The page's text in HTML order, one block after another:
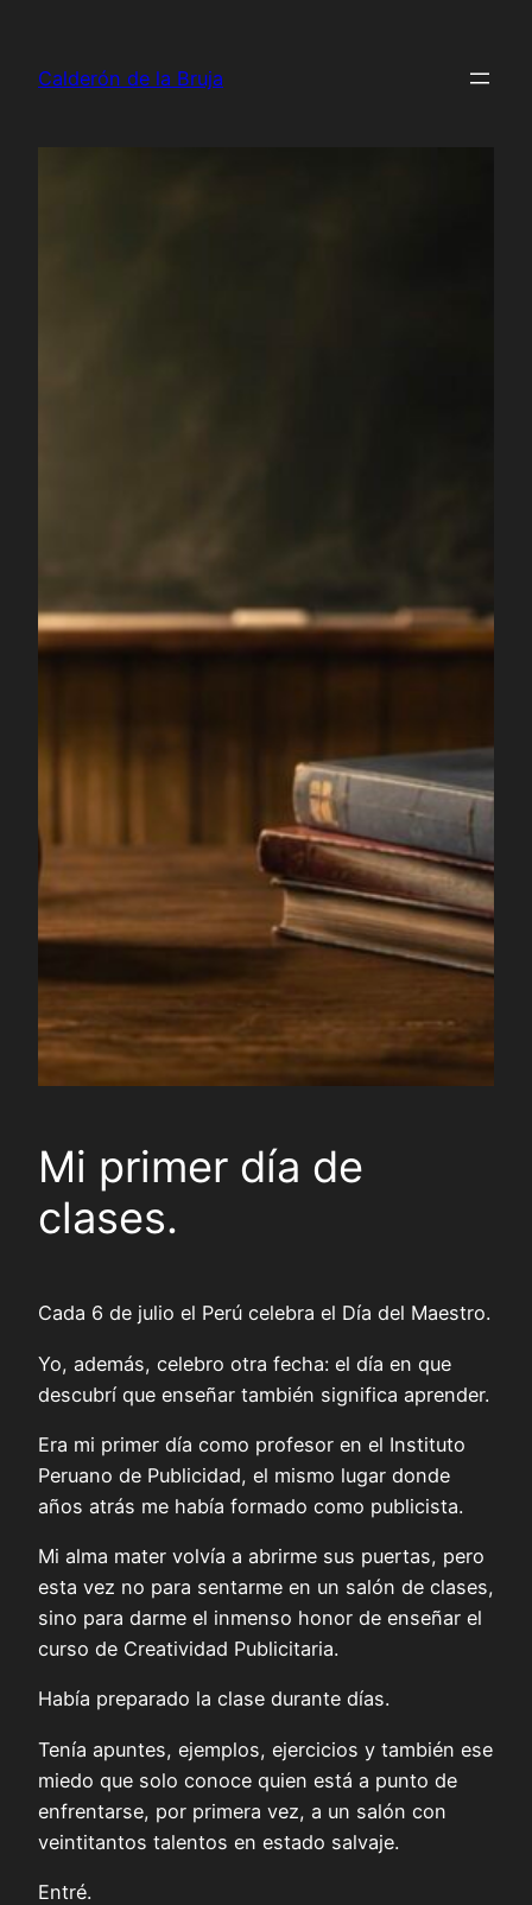
contenido
Calderón de la Bruja
Mi primer día de
clases.
Cada 6 de julio el Perú celebra el Día del Maestro.
Yo, además, celebro otra fecha: el día en que
descubrí que enseñar también significa aprender.
Era mi primer día como profesor en el Instituto
Peruano de Publicidad, el mismo lugar donde
años atrás me había formado como publicista.
Mi alma mater volvía a abrirme sus puertas, pero
esta vez no para sentarme en un salón de clases,
sino para darme el inmenso honor de enseñar el
curso de Creatividad Publicitaria.
Había preparado la clase durante días.
Tenía apuntes, ejemplos, ejercicios y también ese
miedo que solo conoce quien está a punto de
enfrentarse, por primera vez, a un salón con
veintitantos talentos en estado salvaje.
Entré.